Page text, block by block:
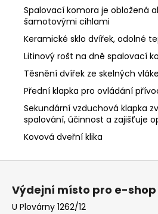
Spalovací komora je obložená
šamotovými cihlami
Keramické sklo dvířek, odolné
Litinový rošt na dně spalovací
Těsnění dvířek ze skelných
Přední klapka pro ovládání
Sekundární vzduchová klapka
spalování, účinnost a zajišťuje
Kovová dveřní klika
Výdejní místo pro e-shop
U Plovárny 1262/12